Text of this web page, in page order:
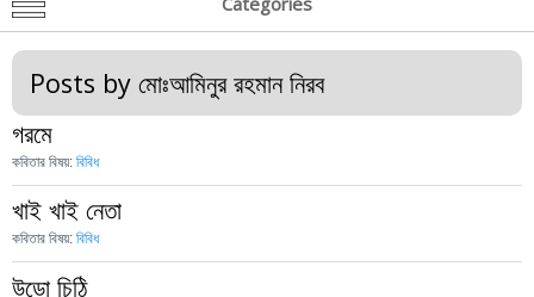
Posts by মোঃআমিনুর রহমান নিরব
গরমে
কবিতার বিষয়: বিবিধ
খাই খাই নেতা
কবিতার বিষয়: বিবিধ
উড়ো চিঠি